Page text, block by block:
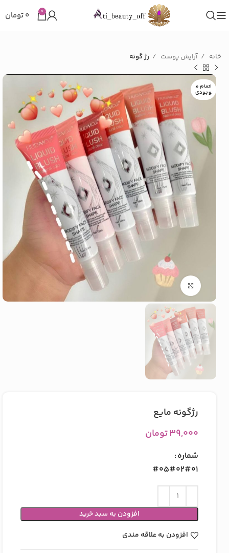
0 ۰تومان
خانه آرایش پوست رژ گونه
اتمام م
وجودی
بزرگنمایی تصویر
رژگونه مایع
۳۹,۰۰۰تومان
شماره
#01
#02
#05
افزودن به سبد خرید
افزودن به علاقه مندی